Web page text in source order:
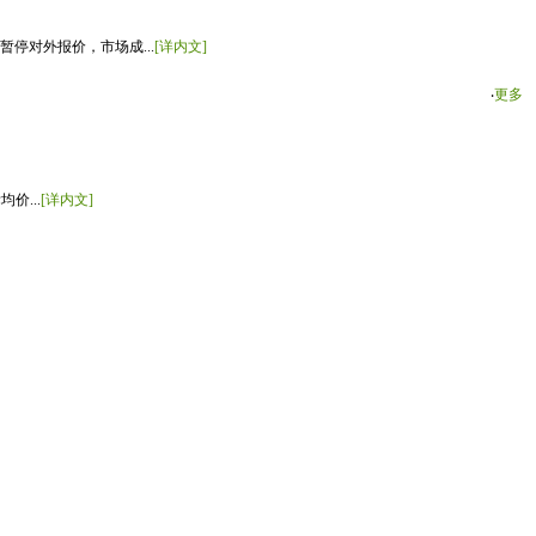
停对外报价，市场成...[详内文]
‧更多
价... [详内文]